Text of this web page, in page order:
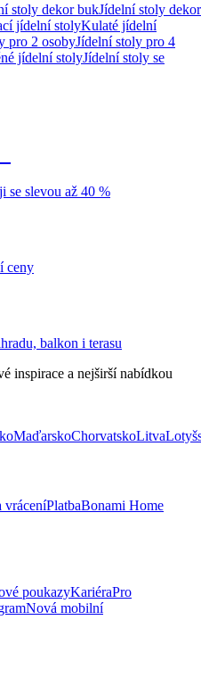
stoly dekor bukJídelní stoly dekor
jídelní stolyKulaté jídelní
pro 2 osobyJídelní stoly pro 4
jídelní stolyJídelní stoly se
se slevou až 40 %
ceny
balkon i terasu
inspirace a nejširší nabídkou
MaďarskoChorvatskoLitva
vráceníPlatbaBonami Home
poukazyKariéraPro
Nová mobilní